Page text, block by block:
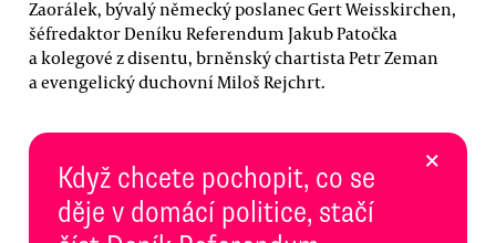
Zaorálek, bývalý německý poslanec Gert Weisskirchen,
šéfredaktor Deníku Referendum Jakub Patočka
a kolegové z disentu, brněnský chartista Petr Zeman
a evengelický duchovní Miloš Rejchrt.
Když chcete pochopit, co se
děje v domácí politice, stačí
×